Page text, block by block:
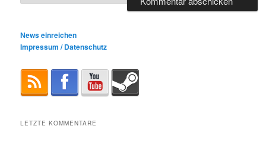
News einreichen
Impressum / Datenschutz
LETZTE KOMMENTARE